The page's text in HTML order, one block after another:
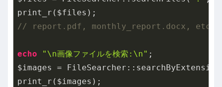
// report.pdf, monthly_report.docx, etc.
echo "\n画像ファイルを検索:\n" ;
$images =
print_r($images);